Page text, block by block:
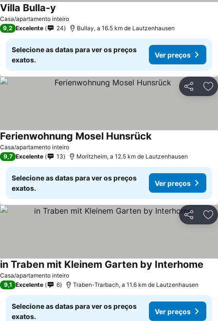
Casa/apartamento inteiro
Villa Bulla-y
9,2 Excelente 24 Bullay, a 16.5 km de Lautzenhausen
Selecione as datas para ver os preços
exatos.
Ver preços
Partilhar
Casa/apartamento inteiro
Ferienwohnung Mosel Hunsrück
9,7 Excelente 13 Moritzheim, a 12.5 km de Lautzenhausen
Selecione as datas para ver os preços
exatos.
Ver preços
Partilhar
Casa/apartamento inteiro
in Traben mit Kleinem Garten by Interhome
9,1 Excelente 6 Traben-Trarbach, a 11.6 km de Lautzenhausen
Selecione as datas para ver os preços
exatos.
Ver preços